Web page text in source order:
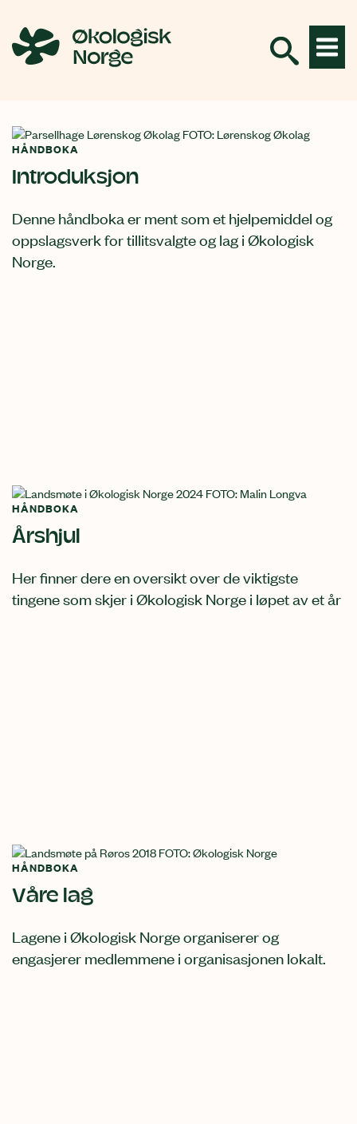
innhold
HÅNDBOKA
Introduksjon
Denne håndboka er ment som et hjelpemiddel og
oppslagsverk for tillitsvalgte og lag i Økologisk
Norge.
HÅNDBOKA
Årshjul
Her finner dere en oversikt over de viktigste
tingene som skjer i Økologisk Norge i løpet av et år
HÅNDBOKA
Våre lag
Lagene i Økologisk Norge organiserer og
engasjerer medlemmene i organisasjonen lokalt.